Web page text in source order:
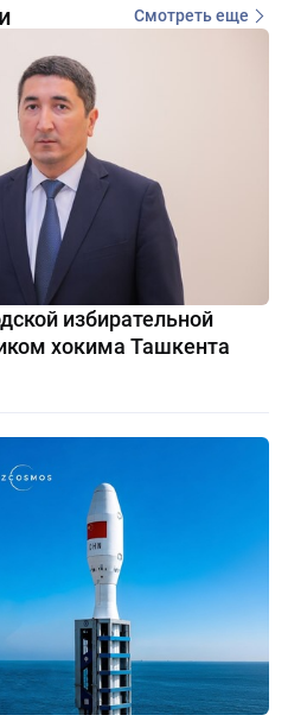
Смотреть еще
избирательной
хокима Ташкента